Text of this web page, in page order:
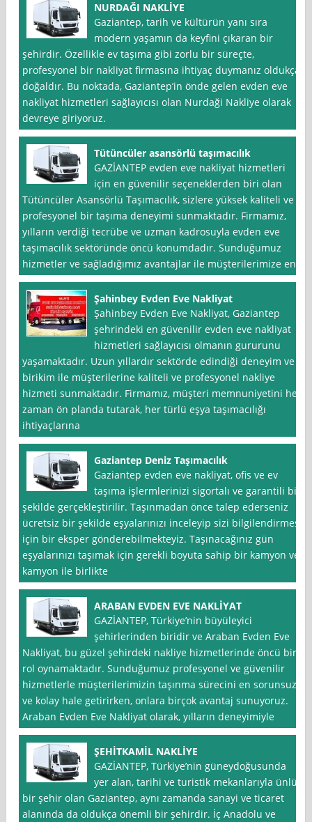
NURDAĞI NAKLİYE
Gaziantep, tarih ve kültürün yanı sıra
modern yaşamın da keyfini çıkaran bir
şehirdir. Özellikle ev taşıma gibi zorlu bir süreçte,
profesyonel bir nakliyat firmasına ihtiyaç duymanız oldukça
doğaldır. Bu noktada, Gaziantep’in önde gelen evden eve
nakliyat hizmetleri sağlayıcısı olan Nurdaği Nakliye olarak
devreye giriyoruz.
Tütüncüler asansörlü taşımacılık
GAZİANTEP evden eve nakliyat hizmetleri
için en güvenilir seçeneklerden biri olan
Tütüncüler Asansörlü Taşımacılık, sizlere yüksek kaliteli ve
profesyonel bir taşıma deneyimi sunmaktadır. Firmamız,
yılların verdiği tecrübe ve uzman kadrosuyla evden eve
taşımacılık sektöründe öncü konumdadır. Sunduğumuz
hizmetler ve sağladığımız avantajlar ile müşterilerimize en
Şahinbey Evden Eve Nakliyat
Şahinbey Evden Eve Nakliyat, Gaziantep
şehrindeki en güvenilir evden eve nakliyat
hizmetleri sağlayıcısı olmanın gururunu
yaşamaktadır. Uzun yıllardır sektörde edindiği deneyim ve
birikim ile müşterilerine kaliteli ve profesyonel nakliye
hizmeti sunmaktadır. Firmamız, müşteri memnuniyetini her
zaman ön planda tutarak, her türlü eşya taşımacılığı
ihtiyaçlarına
Gaziantep Deniz Taşımacılık
Gaziantep evden eve nakliyat, ofis ve ev
taşıma işlermlerinizi sigortalı ve garantili bir
şekilde gerçekleştirilir. Taşınmadan önce talep ederseniz
ücretsiz bir şekilde eşyalarınızı inceleyip sizi bilgilendirmesi
için bir eksper gönderebilmekteyiz. Taşınacağınız gün
eşyalarınızı taşımak için gerekli boyuta sahip bir kamyon ve
kamyon ile birlikte
ARABAN EVDEN EVE NAKLİYAT
GAZİANTEP, Türkiye’nin büyüleyici
şehirlerinden biridir ve Araban Evden Eve
Nakliyat, bu güzel şehirdeki nakliye hizmetlerinde öncü bir
rol oynamaktadır. Sunduğumuz profesyonel ve güvenilir
hizmetlerle müşterilerimizin taşınma sürecini en sorunsuz
ve kolay hale getirirken, onlara birçok avantaj sunuyoruz.
Araban Evden Eve Nakliyat olarak, yılların deneyimiyle
ŞEHİTKAMİL NAKLİYE
GAZİANTEP, Türkiye’nin güneydoğusunda
yer alan, tarihi ve turistik mekanlarıyla ünlü
bir şehir olan Gaziantep, aynı zamanda sanayi ve ticaret
alanında da oldukça önemli bir şehirdir. İç Anadolu ve